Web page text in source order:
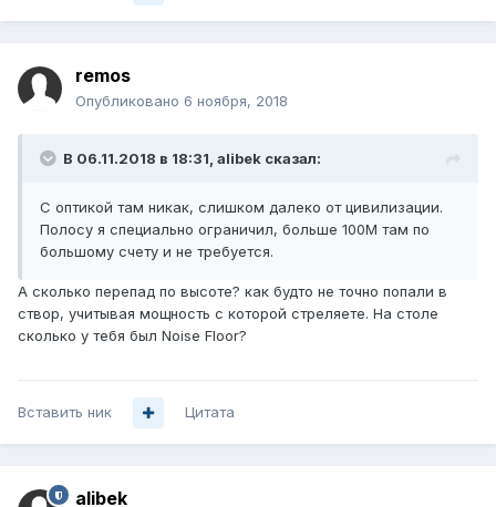
remos
Опубликовано 6 ноября, 2018
В 06.11.2018 в 18:31, alibek сказал:
С оптикой там никак, слишком далеко от цивилизации.
Полосу я специально ограничил, больше 100М там по
большому счету и не требуется.
А сколько перепад по высоте? как будто не точно попали в
створ, учитывая мощность с которой стреляете. На столе
сколько у тебя был Noise Floor?
Вставить ник Цитата
alibek